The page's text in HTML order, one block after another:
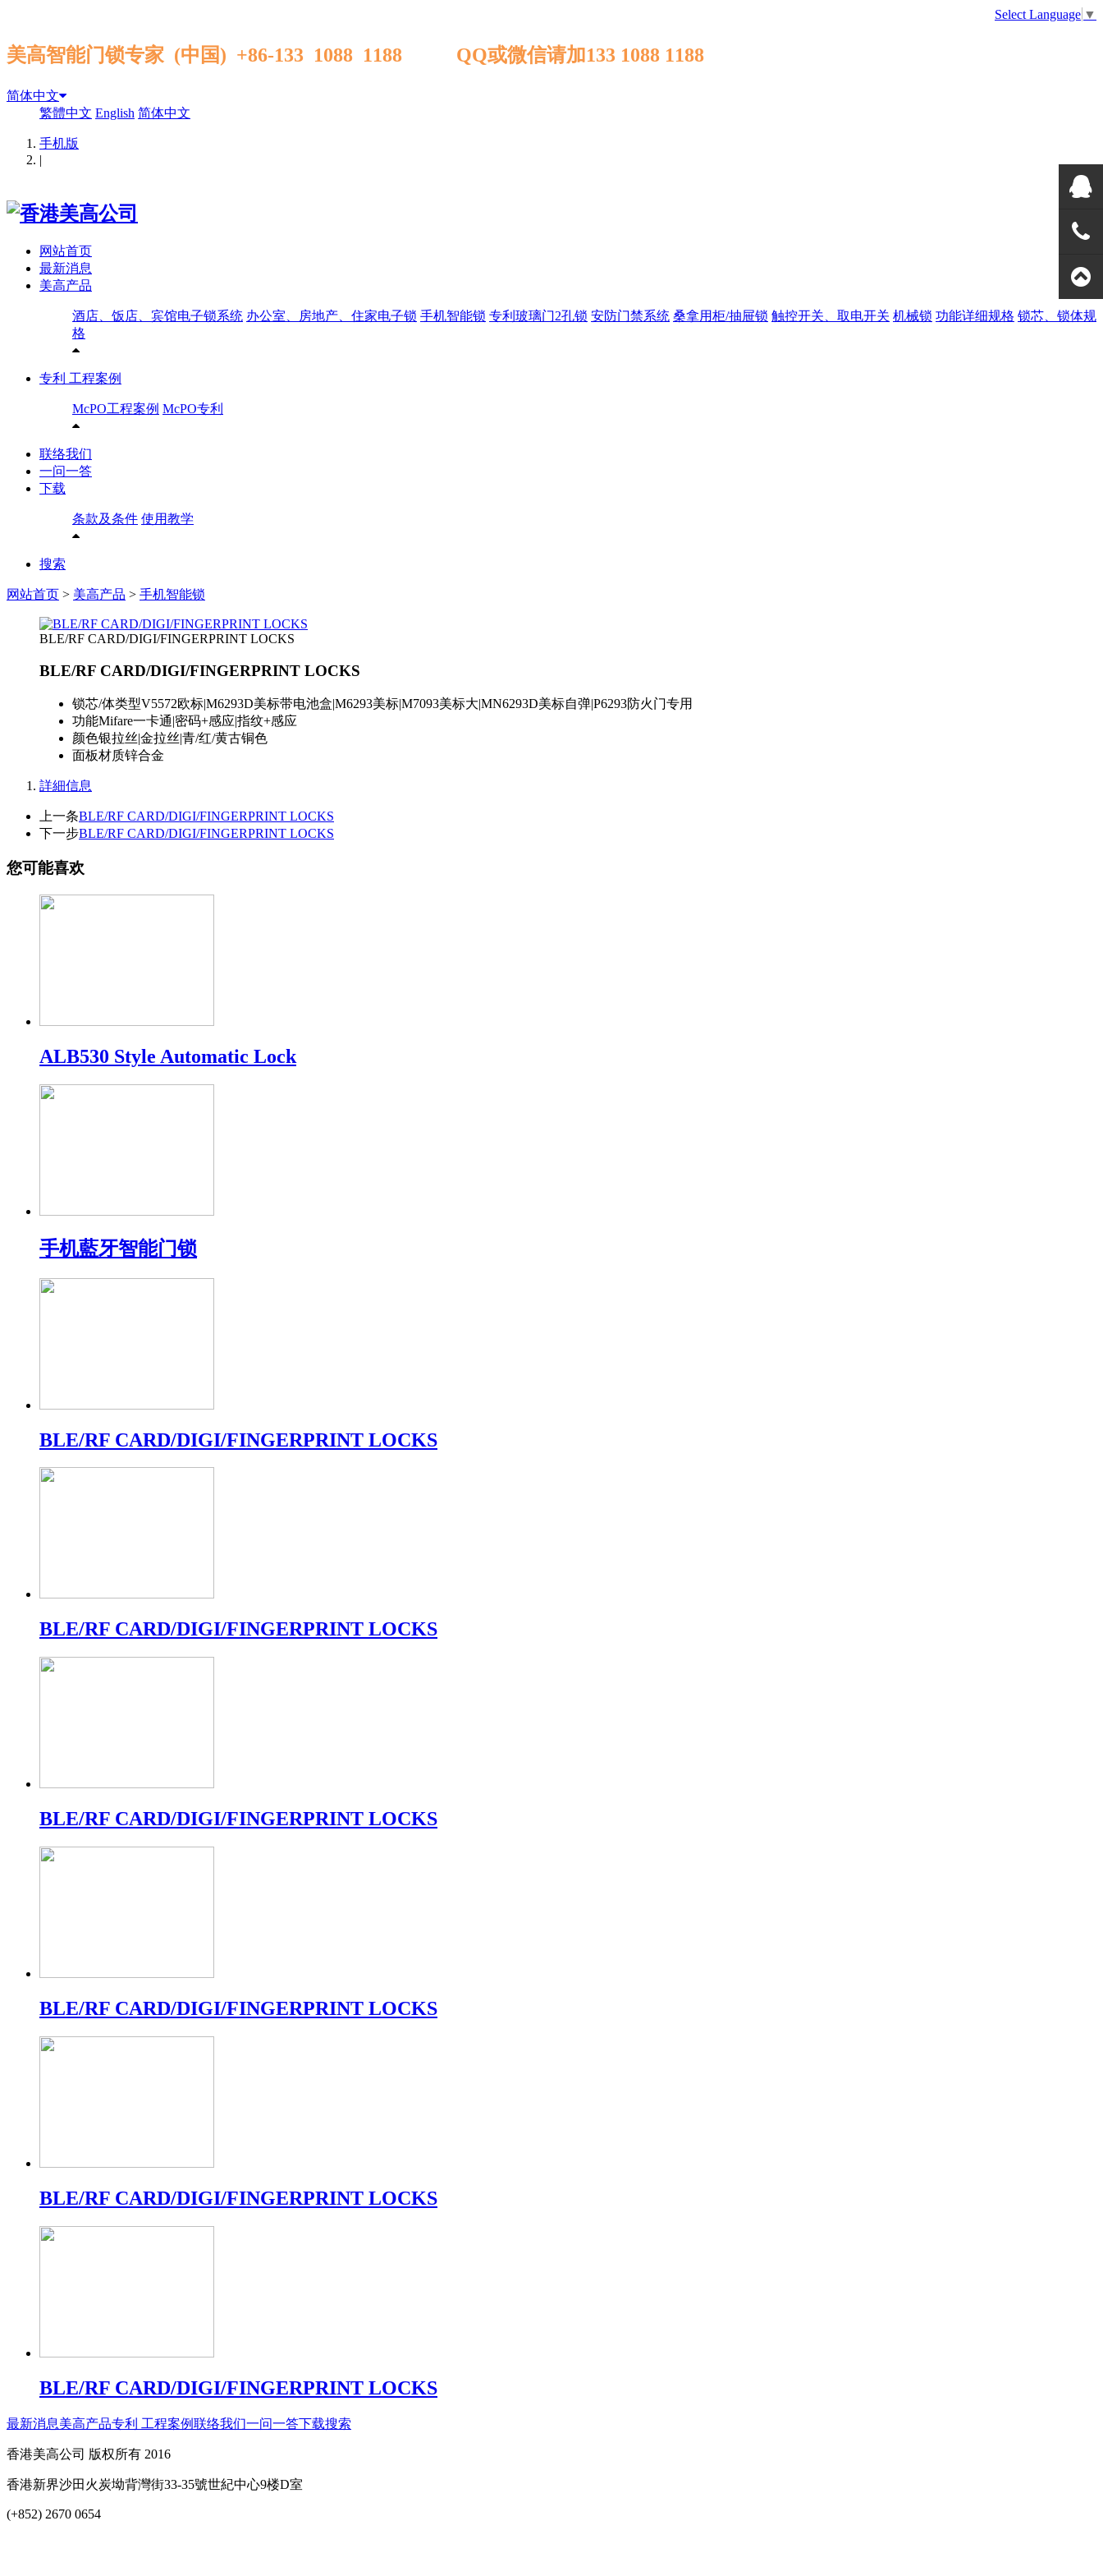
Select Language ▼
美高智能门锁专家 (中国) +86-133 1088 1188 QQ或微信请加133 1088 1188
简体中文
繁體中文 English 简体中文
手机版
|
网站首页
最新消息
美高产品
酒店、饭店、宾馆电子锁系统 办公室、房地产、住家电子锁 手机智能锁 专利玻璃门2孔锁 安防门禁系统 桑拿用柜/抽屉锁 触控开关、取电开关 机械锁 功能详细规格 锁芯、锁体规
格
专利 工程案例
McPO工程案例 McPO专利
联络我们
一问一答
下载
条款及条件 使用教学
搜索
网站首页 > 美高产品 > 手机智能锁
BLE/RF CARD/DIGI/FINGERPRINT LOCKS
BLE/RF CARD/DIGI/FINGERPRINT LOCKS
锁芯/体类型V5572欧标|M6293D美标带电池盒|M6293美标|M7093美标大|MN6293D美标自弹|P6293防火门专用
功能Mifare一卡通|密码+感应|指纹+感应
颜色银拉丝|金拉丝|青/红/黄古铜色
面板材质锌合金
詳細信息
上一条BLE/RF CARD/DIGI/FINGERPRINT LOCKS
下一步BLE/RF CARD/DIGI/FINGERPRINT LOCKS
您可能喜欢
ALB530 Style Automatic Lock
手机藍牙智能门锁
BLE/RF CARD/DIGI/FINGERPRINT LOCKS
BLE/RF CARD/DIGI/FINGERPRINT LOCKS
BLE/RF CARD/DIGI/FINGERPRINT LOCKS
BLE/RF CARD/DIGI/FINGERPRINT LOCKS
BLE/RF CARD/DIGI/FINGERPRINT LOCKS
BLE/RF CARD/DIGI/FINGERPRINT LOCKS
最新消息美高产品专利 工程案例联络我们一问一答下载搜索
香港美高公司 版权所有 2016
香港新界沙田火炭坳背灣街33-35號世紀中心9楼D室
(+852) 2670 0654
美高QQ
全国热
线